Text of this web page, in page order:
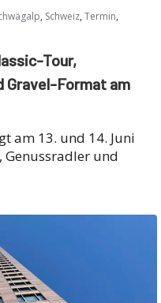
, Schweiz, Termin,
Tour,
Gravel-Format am
am 13. und 14. Juni
Genussradler und